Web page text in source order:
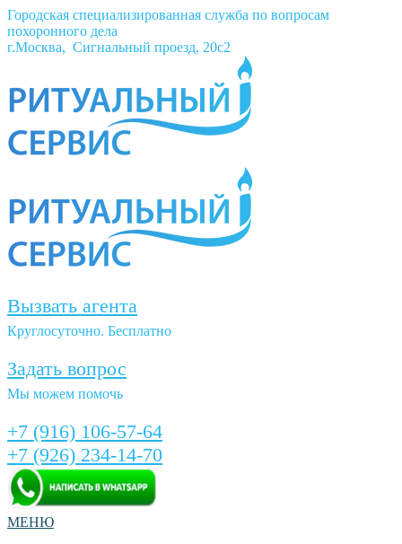
Городская специализированная служба по вопросам
похоронного дела
г.Москва, Сигнальный проезд, 20с2
Вызвать агента
Круглосуточно. Бесплатно
Задать вопрос
Мы можем помочь
+7 (916) 106-57-64
+7 (926) 234-14-70
МЕНЮ